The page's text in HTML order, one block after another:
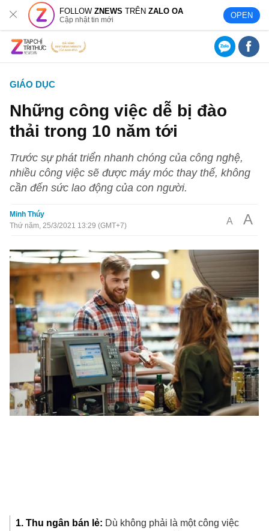
FOLLOWZNEWS TRÊNZALO OA
Cập nhật tin mới OPEN
GIÁO DỤC
Những công việc dễ bị đào
thải trong 10 năm tới
Trước sự phát triển nhanh chóng của công nghệ,
nhiều công việc sẽ được máy móc thay thế, không
cần đến sức lao động của con người.
Minh Thúy
Thứ năm, 25/3/2021 13:29 (GMT+7)
A A
1. Thu ngân bán lẻ: Dù không phải là một công việc